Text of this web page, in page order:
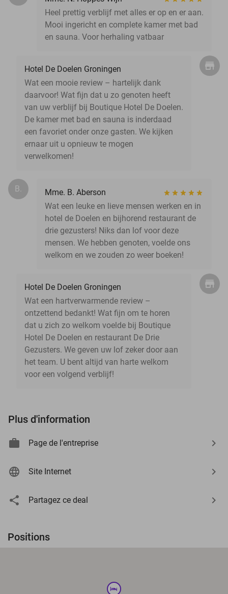
Heel prettig verblijf met alles er op en er aan.
Mooi ingericht en complete kamer met bad
en sauna. Voor herhaling vatbaar
Hotel De Doelen Groningen
Wat een mooie review – hartelijk dank
daarvoor! Wat fijn dat u zo genoten heeft
van uw verblijf bij Boutique Hotel De Doelen.
De kamer met bad en sauna is inderdaad
een favoriet onder onze gasten. We kijken
ernaar uit u opnieuw te mogen
verwelkomen!
B.
Mme. B. Aberson
Wat een leuke en lieve mensen werken en in
hotel de Doelen en bijhorend restaurant de
drie gezusters! Niks dan lof voor deze
mensen. We hebben genoten, voelde ons
welkom en we zouden zo weer boeken!
Hotel De Doelen Groningen
Wat een hartverwarmende review –
ontzettend bedankt! Wat fijn om te horen
dat u zich zo welkom voelde bij Boutique
Hotel De Doelen en restaurant De Drie
Gezusters. We geven uw lof zeker door aan
het team. U bent altijd van harte welkom
voor een volgend verblijf!
Plus d'information
Page de l'entreprise
Site Internet
Partagez ce deal
Positions
hotel